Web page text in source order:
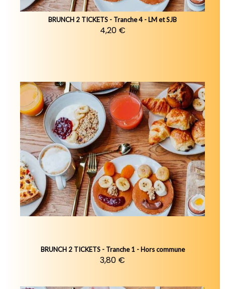
BRUNCH 2 TICKETS - Tranche 4 - LM et SJB
4,20 €
BRUNCH 2 TICKETS - Tranche 1 - Hors commune
3,80 €